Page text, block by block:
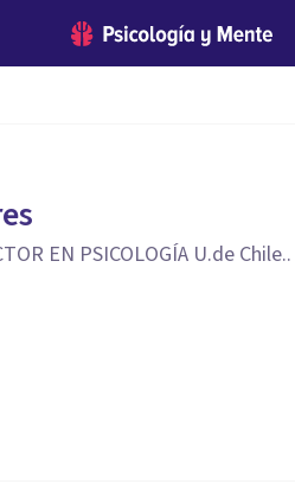
EN PSICOLOGÍA U.de Chile..